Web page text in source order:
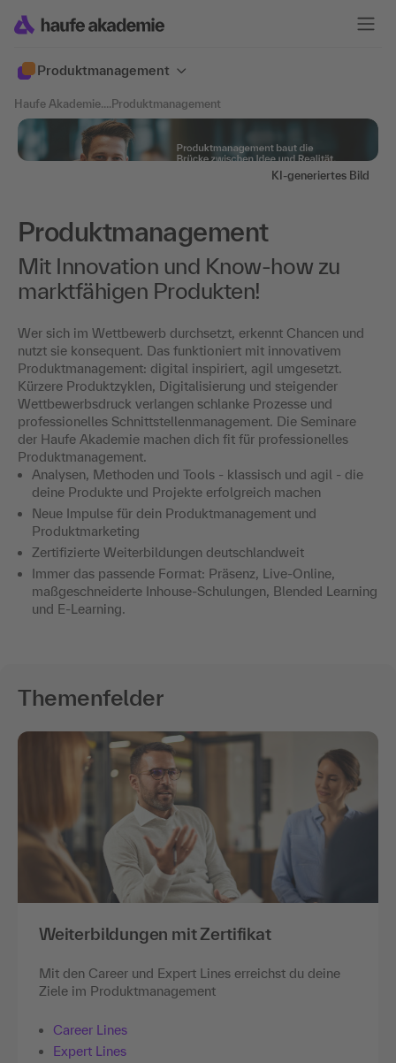
Produktmanagement
Haufe Akademie....Produktmanagement
KI-generiertes Bild
Produktmanagement
Mit Innovation und Know-how zu
marktfähigen Produkten!
Wer sich im Wettbewerb durchsetzt, erkennt Chancen und
nutzt sie konsequent. Das funktioniert mit innovativem
Produktmanagement: digital inspiriert, agil umgesetzt.
Kürzere Produktzyklen, Digitalisierung und steigender
Wettbewerbsdruck verlangen schlanke Prozesse und
professionelles Schnittstellenmanagement. Die Seminare
der Haufe Akademie machen dich fit für professionelles
Produktmanagement.
Analysen, Methoden und Tools - klassisch und agil - die
deine Produkte und Projekte erfolgreich machen
Neue Impulse für dein Produktmanagement und
Produktmarketing
Zertifizierte Weiterbildungen deutschlandweit
Immer das passende Format: Präsenz, Live-Online,
maßgeschneiderte Inhouse-Schulungen, Blended Learning
und E-Learning.
Themenfelder
Weiterbildungen mit Zertifikat
Mit den Career und Expert Lines erreichst du deine
Ziele im Produktmanagement
Career Lines
Expert Lines